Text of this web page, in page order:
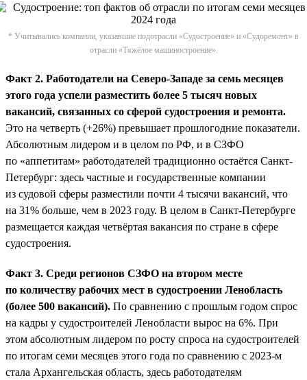
* Учитывались компании, указавшие подотрасли «Судостроение» и «Судоремонт» в
отрасли «Тяжёлое машиностроение».
Факт 2. Работодатели на Северо-Западе за семь месяцев
этого года успели разместить более 5 тысяч новых
вакансий, связанных со сферой судостроения и ремонта.
Это на четверть (+26%) превышает прошлогодние показатели.
Абсолютным лидером и в целом по РФ, и в СЗФО
по «аппетитам» работодателей традиционно остаётся Санкт-
Петербург: здесь частные и государственные компании
из судовой сферы разместили почти 4 тысячи вакансий, что
на 31% больше, чем в 2023 году. В целом в Санкт-Петербурге
размещается каждая четвёртая вакансия по стране в сфере
судостроения.
Факт 3. Среди регионов СЗФО на втором месте
по количеству рабочих мест в судостроении Ленобласть
(более 500 вакансий). По сравнению с прошлым годом спрос
на кадры у судостроителей Ленобласти вырос на 6%. При
этом абсолютным лидером по росту спроса на судостроителей
по итогам семи месяцев этого года по сравнению с 2023-м
стала Архангельская область, здесь работодателям